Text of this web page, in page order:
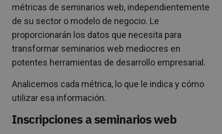
métricas de seminarios web, independientemente
de su sector o modelo de negocio. Le
proporcionarán los datos que necesita para
transformar seminarios web mediocres en
potentes herramientas de desarrollo empresarial.
Analicemos cada métrica, lo que le indica y cómo
utilizar esa información.
Inscripciones a seminarios web